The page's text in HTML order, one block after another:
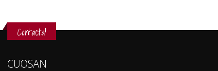
Contacta!
CUOSAN